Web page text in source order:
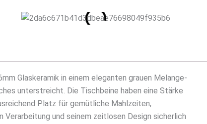
Glaskeramik in einem eleganten grauen Melange-
unterstreicht. Die Tischbeine haben eine Stärke
Platz für gemütliche Mahlzeiten,
und seinem zeitlosen Design sicherlich